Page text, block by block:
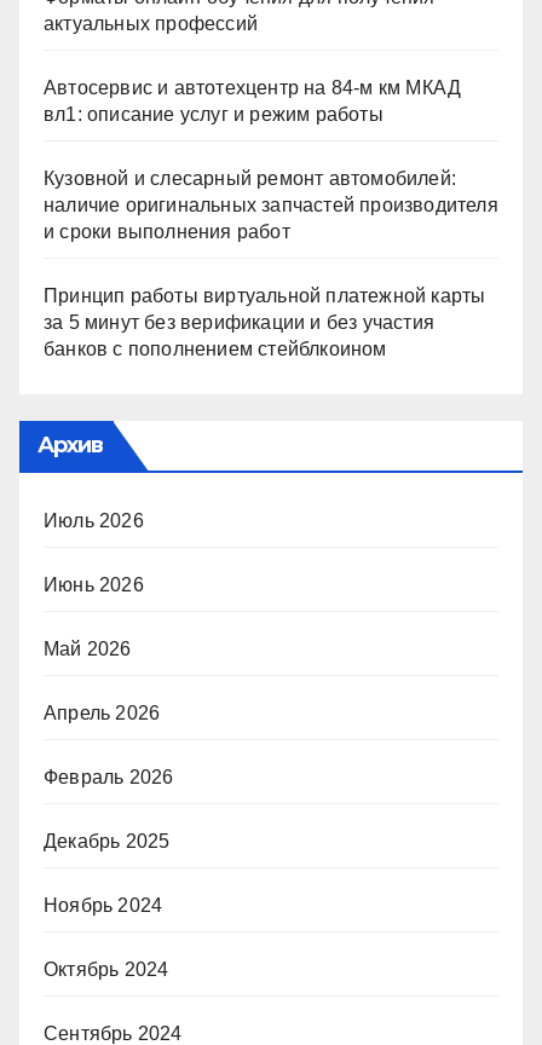
актуальных профессий
Автосервис и автотехцентр на 84-м км МКАД
вл1: описание услуг и режим работы
Кузовной и слесарный ремонт автомобилей:
наличие оригинальных запчастей производителя
и сроки выполнения работ
Принцип работы виртуальной платежной карты
за 5 минут без верификации и без участия
банков с пополнением стейблкоином
Архив
Июль 2026
Июнь 2026
Май 2026
Апрель 2026
Февраль 2026
Декабрь 2025
Ноябрь 2024
Октябрь 2024
Сентябрь 2024